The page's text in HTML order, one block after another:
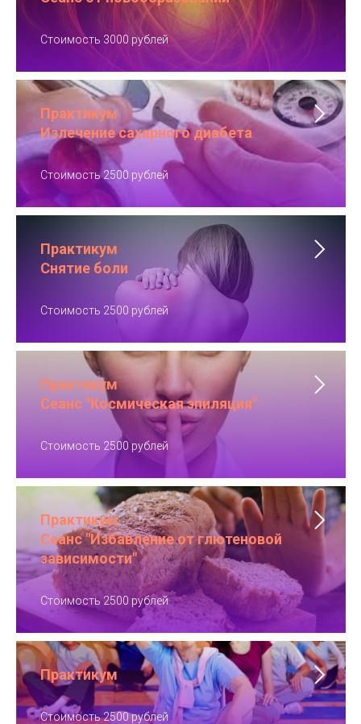
Стоимость 3000 рублей
Практикум
Излечение сахарного диабета
Стоимость 2500 рублей
Практикум
Снятие боли
Стоимость 2500 рублей
Практикум
Сеанс "Космическая эпиляция"
Стоимость 2500 рублей
Практикум
Сеанс "Избавление от глютеновой
зависимости"
Стоимость 2500 рублей
Практикум
Стоимость 2500 рублей